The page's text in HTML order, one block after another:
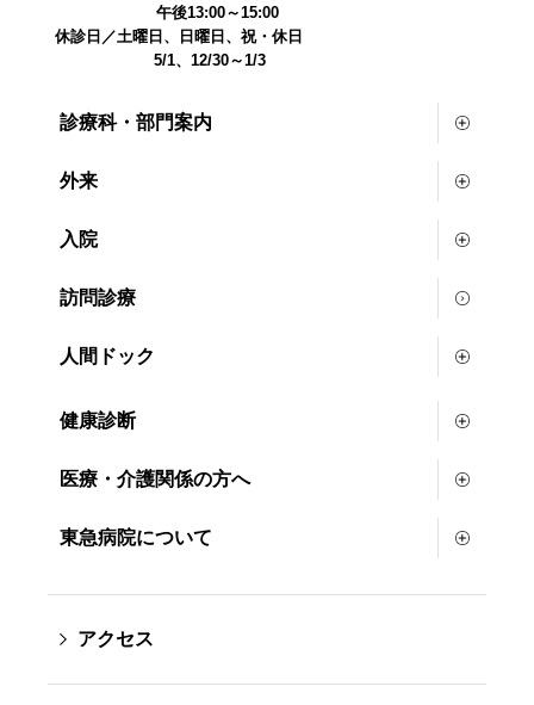
午後13:00～15:00
休診日／土曜日、日曜日、祝・休日
5/1、12/30～1/3
診療科・部門案内
外来
入院
訪問診療
人間ドック
健康診断
医療・介護関係の方へ
東急病院について
アクセス